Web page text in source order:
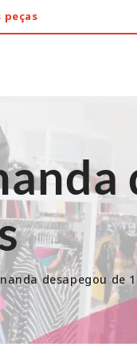
peças
desapegou de